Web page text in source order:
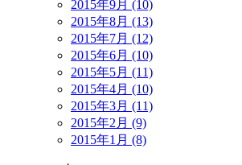
2015年9月 (10)
2015年8月 (13)
2015年7月 (12)
2015年6月 (10)
2015年5月 (11)
2015年4月 (10)
2015年3月 (11)
2015年2月 (9)
2015年1月 (8)